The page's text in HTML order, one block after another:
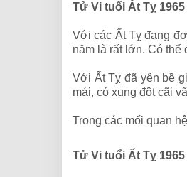
Tử Vi tuổi Ất Tỵ 1965
Với các Ất Tỵ đang
năm là rất lớn. Có thể
Với Ất Tỵ đã yên bề
mái, có xung đột cãi
Trong các mối quan
Tử Vi tuổi Ất Tỵ 1965